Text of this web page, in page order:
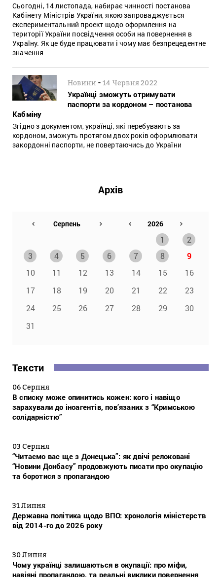
Сьогодні, 14 листопада, набирає чинності постанова
Кабінету Міністрів України, якою запроваджується
експериментальний проект щодо оформлення на
території України посвідчення особи на повернення в
Україну. Як це буде працювати і чому має безпрецедентне
значення
Новини -14 Червня 2022
Українці зможуть отримувати
паспорти за кордоном – постанова
Кабміну
Згідно з документом, українці, які перебувають за
кордоном, зможуть протягом двох років оформлювати
закордонні паспорти, не повертаючись до України
Архів
1
2
3
4 5 6 7 8
9
10
11 12 13 14 15
16
17
18 19 20 21 22
23
24
25 26 27 28 29
30
31
Тексти
06 Серпня
В списку може опинитись кожен: кого і навіщо
зарахували до іноагентів, пов’язаних з “Кримською
солідарністю”
03 Серпня
“Читаємо вас ще з Донецька”: як двічі релоковані
“Новини Донбасу” продовжують писати про окупацію
та боротися з пропагандою
31 Липня
Державна політика щодо ВПО: хронологія міністерств
від 2014-го до 2026 року
30 Липня
Чому українці залишаються в окупації: про міфи,
навіяні пропагандою, та реальні виклики повернення